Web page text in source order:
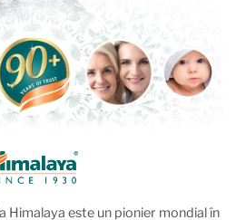
Himalaya este un pionier mondial în